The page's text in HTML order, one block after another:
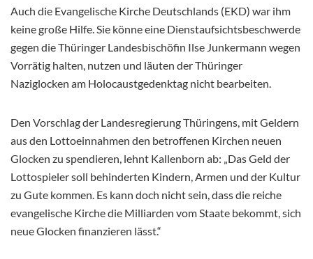
Auch die Evangelische Kirche Deutschlands (EKD) war ihm
keine große Hilfe. Sie könne eine Dienstaufsichtsbeschwerde
gegen die Thüringer Landesbischöfin Ilse Junkermann wegen
Vorrätig halten, nutzen und läuten der Thüringer
Naziglocken am Holocaustgedenktag nicht bearbeiten.
Den Vorschlag der Landesregierung Thüringens, mit Geldern
aus den Lottoeinnahmen den betroffenen Kirchen neuen
Glocken zu spendieren, lehnt Kallenborn ab: „Das Geld der
Lottospieler soll behinderten Kindern, Armen und der Kultur
zu Gute kommen. Es kann doch nicht sein, dass die reiche
evangelische Kirche die Milliarden vom Staate bekommt, sich
neue Glocken finanzieren lässt.“